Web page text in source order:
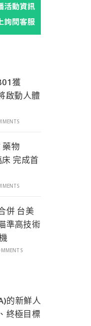
獲
啟動人體
藥物
完成首
併 台美
準高技術
的新鮮人
終極目標